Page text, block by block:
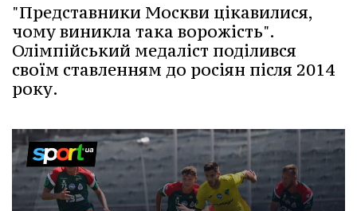
"Представники Москви цікавилися,
чому виникла така ворожість".
Олімпійський медаліст поділився
своїм ставленням до росіян після 2014
року.